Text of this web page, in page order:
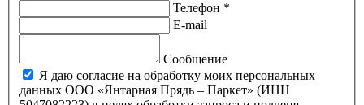
Телефон *
E-mail
Сообщение
Я даю согласие на обработку моих персональных
данных ООО «Янтарная Прядь – Паркет» (ИНН